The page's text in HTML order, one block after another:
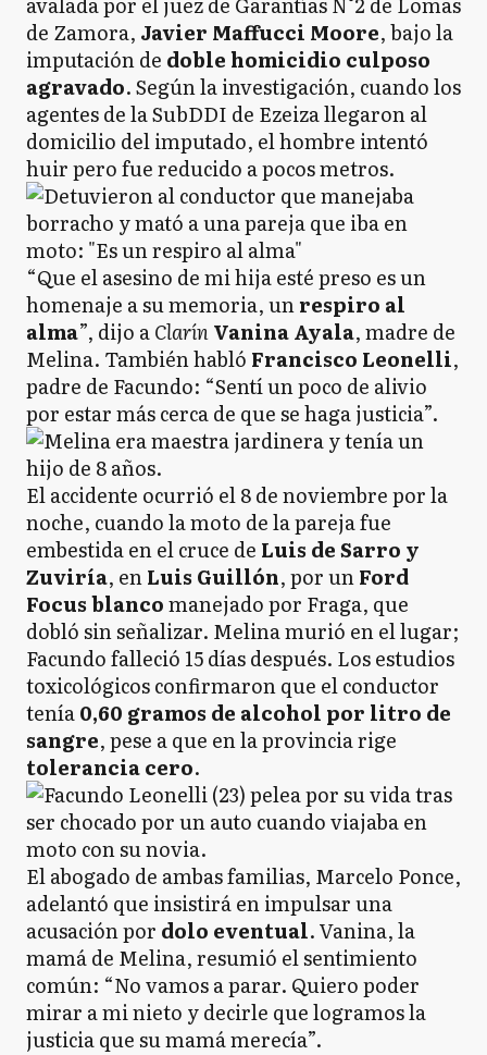
de Zamora, Javier Maffucci Moore, bajo la
imputación de doble homicidio culposo
agravado. Según la investigación, cuando los
agentes de la SubDDI de Ezeiza llegaron al
domicilio del imputado, el hombre intentó
huir pero fue reducido a pocos metros.
“Que el asesino de mi hija esté preso es un
homenaje a su memoria, unrespiro al
alma”, dijo aClarínVanina Ayala, madre de
Melina. También habló Francisco Leonelli,
padre de Facundo: “Sentí un poco de alivio
por estar más cerca de que se haga justicia”.
El accidente ocurrió el 8 de noviembre por la
noche, cuando la moto de la pareja fue
embestida en el cruce de Luis de Sarro y
Zuviría, enLuis Guillón, por unFord
Focus blancomanejado por Fraga, que
dobló sin señalizar. Melina murió en el lugar;
Facundo falleció 15 días después. Los estudios
toxicológicos confirmaron que el conductor
tenía0,60 gramos de alcohol por litro de
sangre, pese a que en la provincia rige
tolerancia cero.
El abogado de ambas familias, Marcelo Ponce,
adelantó que insistirá en impulsar una
acusación por dolo eventual. Vanina, la
mamá de Melina, resumió el sentimiento
común: “No vamos a parar. Quiero poder
mirar a mi nieto y decirle que logramos la
justicia que su mamá merecía”.